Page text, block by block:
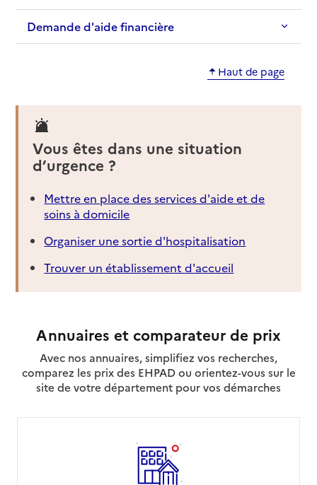
Demande d'aide financière
Haut de page
Vous êtes dans une situation
d’urgence ?
Mettre en place des services d'aide et de
soins à domicile
Organiser une sortie d'hospitalisation
Trouver un établissement d'accueil
Annuaires et comparateur de prix
Avec nos annuaires, simplifiez vos recherches,
comparez les prix des EHPAD ou orientez-vous sur le
site de votre département pour vos démarches